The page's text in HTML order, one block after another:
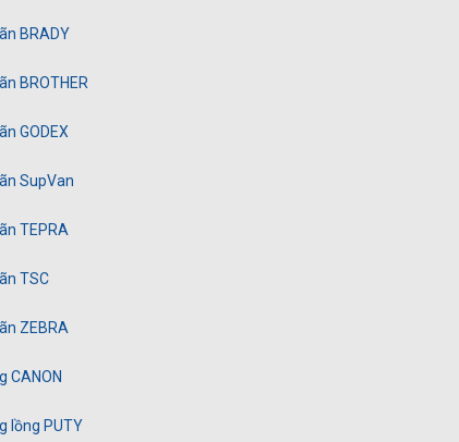
BRADY
BROTHER
GODEX
SupVan
TEPRA
TSC
ZEBRA
CANON
lồng PUTY